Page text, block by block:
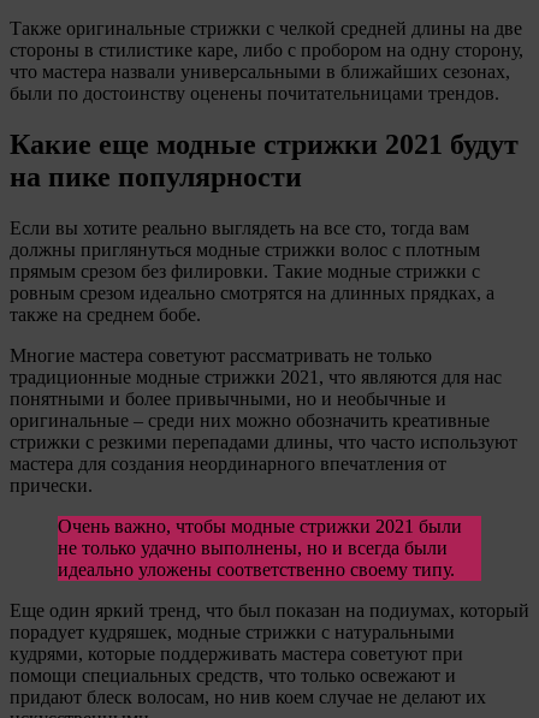
Также оригинальные стрижки с челкой средней длины на две
стороны в стилистике каре, либо с пробором на одну сторону,
что мастера назвали универсальными в ближайших сезонах,
были по достоинству оценены почитательницами трендов.
Какие еще модные стрижки 2021 будут
на пике популярности
Если вы хотите реально выглядеть на все сто, тогда вам
должны приглянуться модные стрижки волос с плотным
прямым срезом без филировки. Такие модные стрижки с
ровным срезом идеально смотрятся на длинных прядках, а
также на среднем бобе.
Многие мастера советуют рассматривать не только
традиционные модные стрижки 2021, что являются для нас
понятными и более привычными, но и необычные и
оригинальные – среди них можно обозначить креативные
стрижки с резкими перепадами длины, что часто используют
мастера для создания неординарного впечатления от
прически.
Очень важно, чтобы модные стрижки 2021 были
не только удачно выполнены, но и всегда были
идеально уложены соответственно своему типу.
Еще один яркий тренд, что был показан на подиумах, который
порадует кудряшек, модные стрижки с натуральными
кудрями, которые поддерживать мастера советуют при
помощи специальных средств, что только освежают и
придают блеск волосам, но нив коем случае не делают их